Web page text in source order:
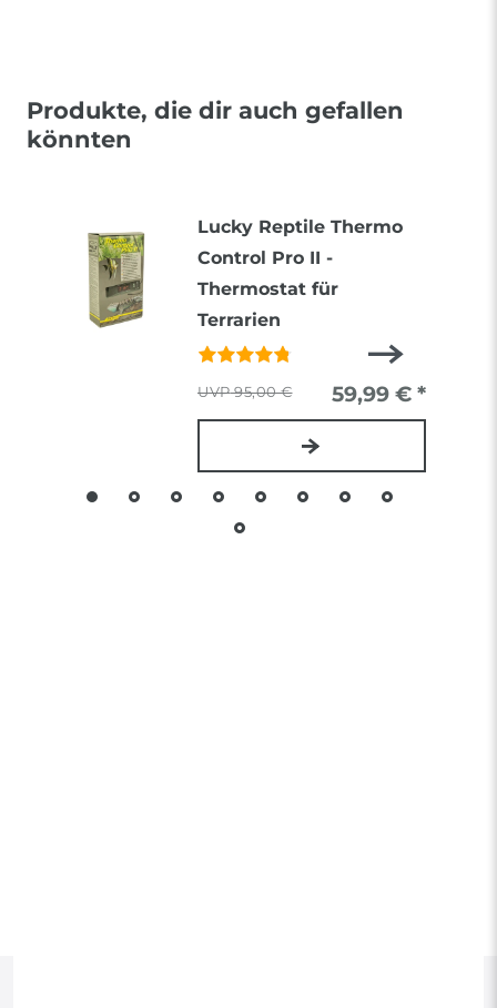
Produkte, die dir auch gefallen
könnten
Lucky Reptile Thermo
Control Pro II -
Thermostat für
Terrarien
95,00 € 59,99 € *